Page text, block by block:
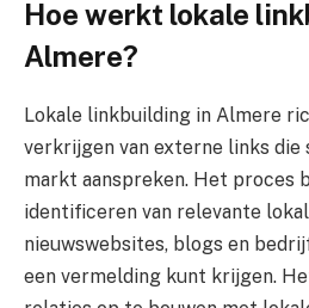
Hoe werkt lokale
Almere?
Lokale linkbuilding in Almere
verkrijgen van externe links die
markt aanspreken. Het proces
identificeren van relevante
nieuwswebsites, blogs en
een vermelding kunt krijgen.